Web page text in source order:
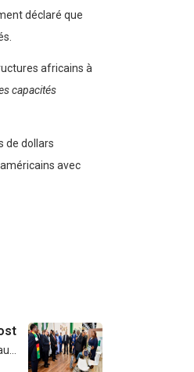
déclaré que
africains à
capacités
de dollars
avec